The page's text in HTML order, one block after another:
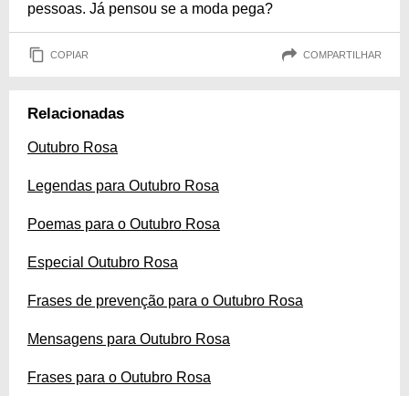
pessoas. Já pensou se a moda pega?
COPIAR COMPARTILHAR
Relacionadas
Outubro Rosa
Legendas para Outubro Rosa
Poemas para o Outubro Rosa
Especial Outubro Rosa
Frases de prevenção para o Outubro Rosa
Mensagens para Outubro Rosa
Frases para o Outubro Rosa